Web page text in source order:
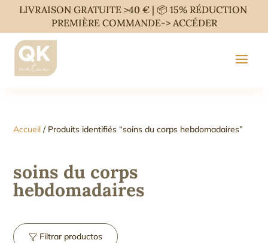
LIVRAISON GRATUITE >40 € | 📦 15% RÉDUCTION
PREMIÈRE COMMANDE-> ACCÉDER
Accueil / Produits identifiés “soins du corps hebdomadaires”
soins du corps
hebdomadaires
Filtrar productos